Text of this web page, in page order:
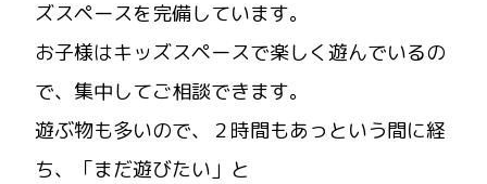
ズスペースを完備しています。
お子様はキッズスペースで楽しく遊んでいるの
で、集中してご相談できます。
遊ぶ物も多いので、２時間もあっという間に経
ち、「まだ遊びたい」と